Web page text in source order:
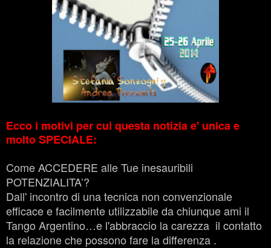
Ecco i motivi per cui questa notizia e' unica e
molto SPECIALE:
Come ACCEDERE alle Tue inesauribili
POTENZIALITA’?
Dall' incontro di una tecnica non convenzionale
efficace e facilmente utilizzabile da chiunque ami il
Tango Argentino…e l'abbraccio la carezza il contatto
la relazione che possono fare la differenza .